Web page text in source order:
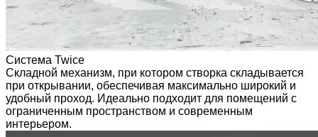
Система Twice
Складной механизм, при котором створка складывается
при открывании, обеспечивая максимально широкий и
удобный проход. Идеально подходит для помещений с
ограниченным пространством и современным
интерьером.